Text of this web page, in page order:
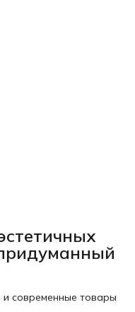
современные товары